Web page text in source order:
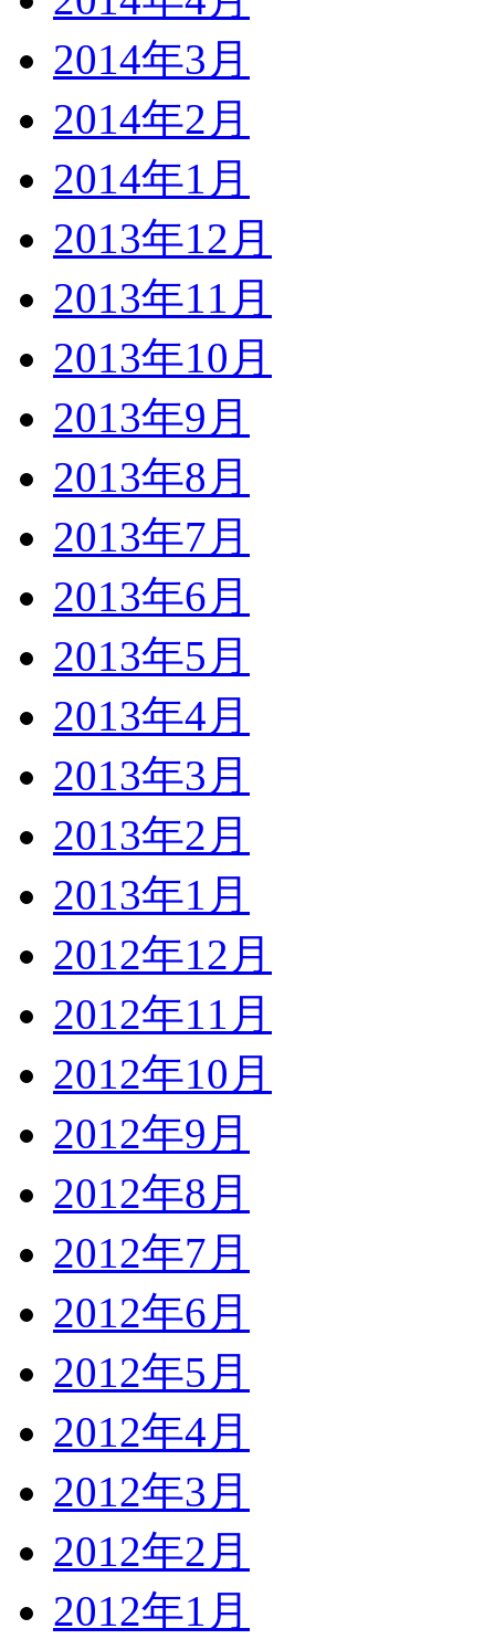
2014年3月
2014年2月
2014年1月
2013年12月
2013年11月
2013年10月
2013年9月
2013年8月
2013年7月
2013年6月
2013年5月
2013年4月
2013年3月
2013年2月
2013年1月
2012年12月
2012年11月
2012年10月
2012年9月
2012年8月
2012年7月
2012年6月
2012年5月
2012年4月
2012年3月
2012年2月
2012年1月